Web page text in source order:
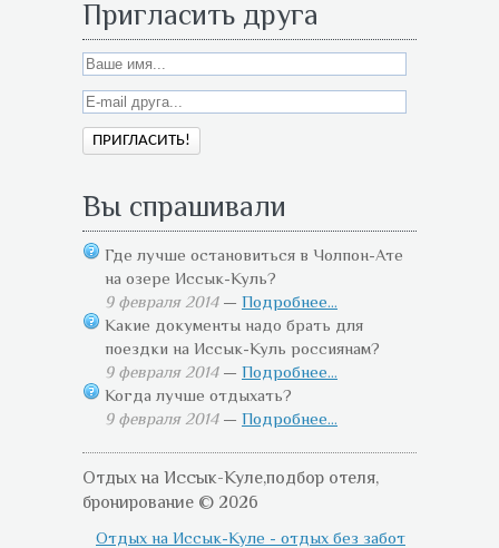
Пригласить друга
Вы спрашивали
Где лучше остановиться в Чолпон-Ате
на озере Иссык-Куль?
9 февраля 2014— Подробнее...
Какие документы надо брать для
поездки на Иссык-Куль россиянам?
9 февраля 2014— Подробнее...
Когда лучше отдыхать?
9 февраля 2014— Подробнее...
Отдых на Иссык-Куле,подбор отеля,
бронирование © 2026
Отдых на Иссык-Куле - отдых без забот